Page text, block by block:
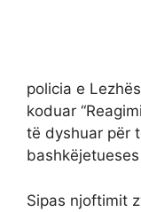
policia e
koduar
të dyshuar për
Sipas njoftimit